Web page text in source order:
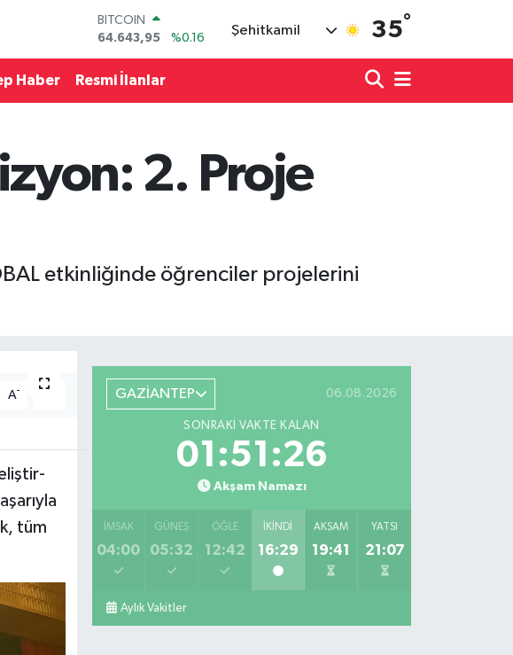
DOLAR
47,6006
%0.06
EURO
55,0250
BİST100
13.768
%48
Şehitkamil 35°
Haber Resmi İlanlar
2. Proje
etkinliğinde öğrenciler projelerini
A-
tüm
GAZİANTEP 06.08.2026
SONRAKI VAKTE KALAN
01:51:25
Akşam Namazı
İMSAK
04:00
GÜNEŞ
05:32
ÖĞLE
12:42
İKINDI
16:29
AKŞAM
19:41
YATSI
21:07
Aylık Vakitler